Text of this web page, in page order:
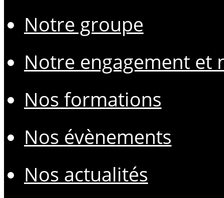
Notre groupe
Notre engagement et
Nos formations
Nos évènements
Nos actualités